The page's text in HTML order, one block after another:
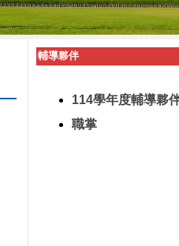
輔導夥伴
114學年度輔導夥
職掌